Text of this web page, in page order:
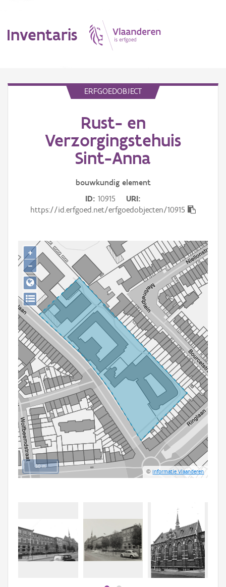
Inventaris
Aanduidingsobject
Gebeurtenis
Downloads
Hergebruik
Aanmelden
ERFGOEDOBJECT
Rust- en
Verzorgingstehuis
Sint-Anna
bouwkundig element
ID 10915
URI
https://id.erfgoed.net/erfgoedobjecten/10915
50 m
©Informatie Vlaanderen
+
−